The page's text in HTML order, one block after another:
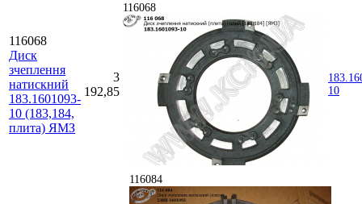
116068
Диск
зчеплення
натискний
183.1601093-
10 (183,184,
плита) ЯМЗ
3
192,85
116068
10
116084